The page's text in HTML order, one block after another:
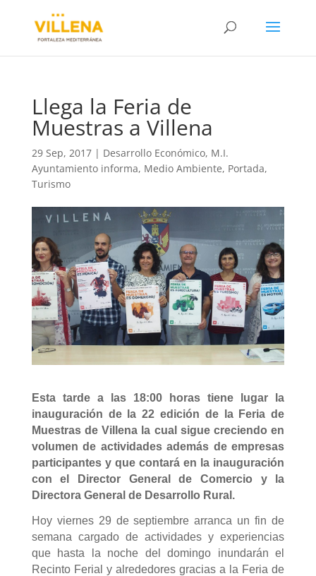
Llega la Feria de
Muestras a Villena
29 Sep, 2017| Desarrollo Económico, M.I.
Ayuntamiento informa, Medio Ambiente, Portada,
Turismo
Esta tarde a las 18:00 horas tiene lugar la
inauguración de la 22 edición de la Feria de
Muestras de Villena la cual sigue creciendo en
volumen de actividades además de empresas
participantes y que contará en la inauguración
con el Director General de Comercio y la
Directora General de Desarrollo Rural.
Hoy viernes 29 de septiembre arranca un fin de
semana cargado de actividades y experiencias
que hasta la noche del domingo inundarán el
Recinto Ferial y alrededores gracias a la Feria de